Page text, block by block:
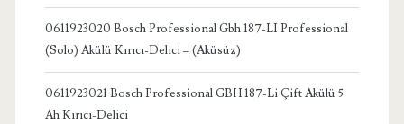
0611923020 Bosch Professional Gbh 187-LI Professional
(Solo) Akülü Kırıcı-Delici – (Aküsüz)
0611923021 Bosch Professional GBH 187-Li Çift Akülü 5
Ah Kırıcı-Delici